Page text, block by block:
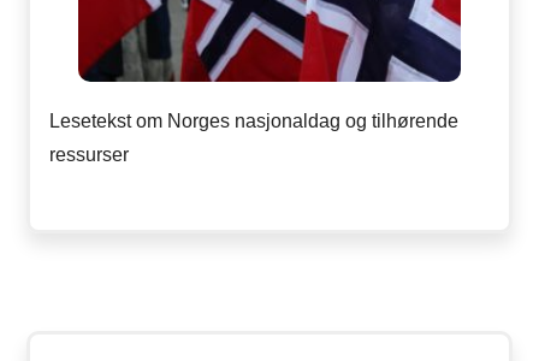
Lesetekst om Norges nasjonaldag og tilhørende
ressurser